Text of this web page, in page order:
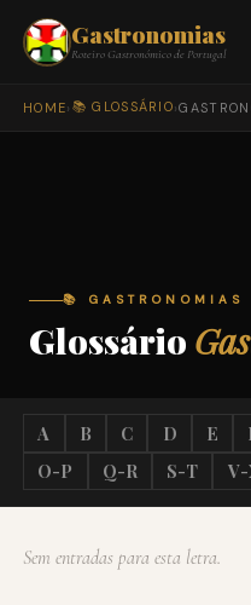
Gastronomias
Roteiro Gastronómico de Portugal
HOME› 📚 GLOSSÁRIO›
📚 GASTRONOMIAS
Glossário
A B C D E
O-P
Q-R S-T
Sem entradas para esta letra.